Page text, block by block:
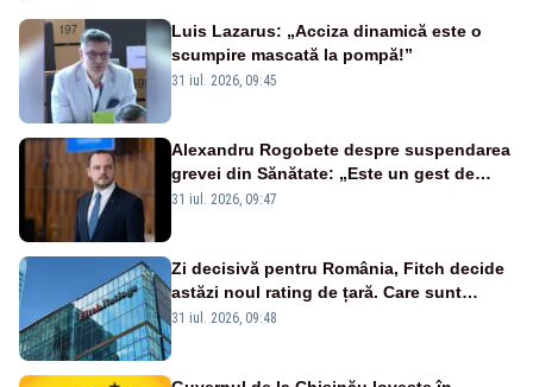
Luis Lazarus: „Acciza dinamică este o
scumpire mascată la pompă!”
31 iul. 2026, 09:45
Alexandru Rogobete despre suspendarea
grevei din Sănătate: „Este un gest de
responsabilitate față de pacienți”
31 iul. 2026, 09:47
Zi decisivă pentru România, Fitch decide
astăzi noul rating de țară. Care sunt
efectele retrogradării la categoria „junk”
31 iul. 2026, 09:48